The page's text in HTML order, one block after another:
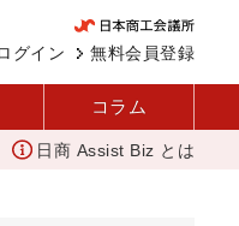
無料会員登録
グイン
コラム
会頭 所信全文 建設現場
日商 Assist Biz とは